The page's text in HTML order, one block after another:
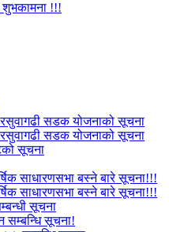
शुभकामना !!!
सडक योजनाको सूचना
सडक योजनाको सूचना
सूचना
साधारणसभा बस्ने बारे सूचना!!!
साधारणसभा बस्ने बारे सूचना!!!
सूचना
सम्बन्धि सूचना!